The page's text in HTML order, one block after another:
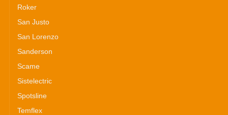
Roker
San Justo
San Lorenzo
Sanderson
Scame
Sistelectric
Spotsline
Temflex